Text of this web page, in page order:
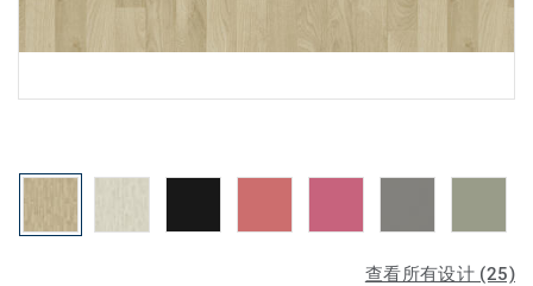
查看所有设计 (25)